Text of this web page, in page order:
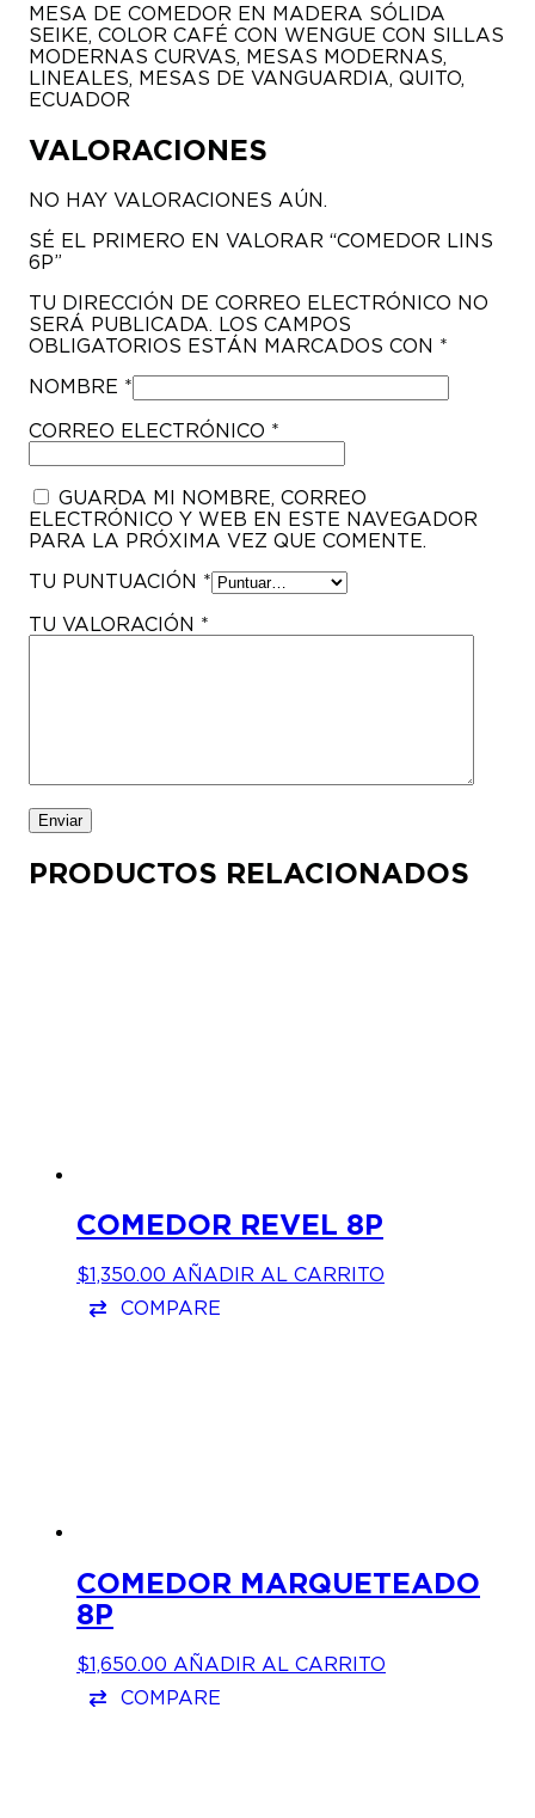
MESA DE COMEDOR EN MADERA SÓLIDA
SEIKE, COLOR CAFÉ CON WENGUE CON SILLAS
MODERNAS CURVAS, MESAS MODERNAS,
LINEALES, MESAS DE VANGUARDIA, QUITO,
ECUADOR
VALORACIONES
NO HAY VALORACIONES AÚN.
SÉ EL PRIMERO EN VALORAR “COMEDOR LINS
6P”
TU DIRECCIÓN DE CORREO ELECTRÓNICO NO
SERÁ PUBLICADA. LOS CAMPOS
OBLIGATORIOS ESTÁN MARCADOS CON *
NOMBRE *
CORREO ELECTRÓNICO *
GUARDA MI NOMBRE, CORREO
ELECTRÓNICO Y WEB EN ESTE NAVEGADOR
PARA LA PRÓXIMA VEZ QUE COMENTE.
TU PUNTUACIÓN *
TU VALORACIÓN *
PRODUCTOS RELACIONADOS
COMEDOR REVEL 8P
$1,350.00 AÑADIR AL CARRITO
COMPARE
COMEDOR MARQUETEADO
8P
$1,650.00 AÑADIR AL CARRITO
COMPARE